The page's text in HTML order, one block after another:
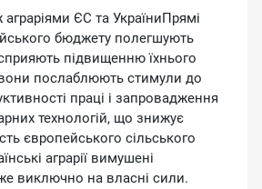
аграріями ЄС та УкраїниПрямі
бюджету полегшують
підвищенню їхнього
послаблюють стимули до
праці і запровадження
технологій, що знижує
європейського сільського
аграрії вимушені
виключно на власні сили.